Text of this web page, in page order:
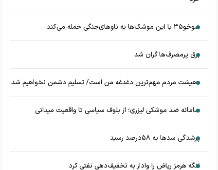
سوخو۳۵ با این موشک‌ها به ناوهای‌جنگی حمله می‌کند
برق پرمصرف‌ها گران شد
معیشت مردم مهم‌ترین دغدغه من است/ تسلیم دشمن نخواهیم شد
سامانه ضد موشکی لیزری؛ از بلوف سیاسی تا واقعیت میدانی
پرشدگی سدها به ۵۸درصد رسید
تنگه هرمز ریاض را وادار به تخفیف‌دهی نفتی کرد